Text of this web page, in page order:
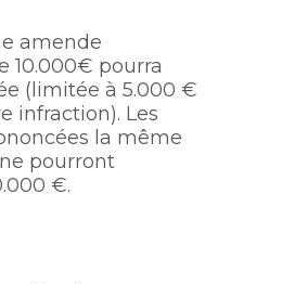
amende
10.000€ pourra
(limitée à 5.000 €
infraction). Les
la même
pourront
€.